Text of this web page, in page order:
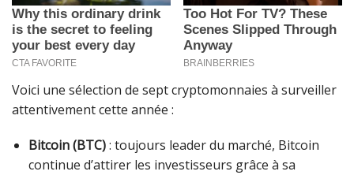
Voici une sélection de sept cryptomonnaies à surveiller
attentivement cette année :
Bitcoin (BTC): toujours leader du marché, Bitcoin
continue d’attirer les investisseurs grâce à sa